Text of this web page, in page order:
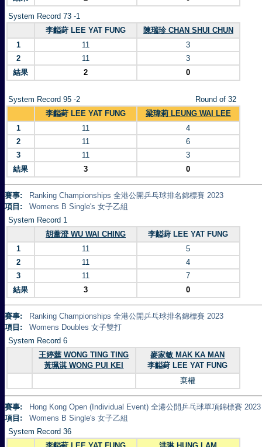
System Record 73 -1
李齸葑 LEE YAT FUNG
陳瑞珍 CHAN SHUI CHUN
1
11
3
2
11
3
結果
2 0
System Record 95 -2
Round of 32
李齸葑 LEE YAT FUNG
梁瑋莉 LEUNG WAI LEE
1
11
4
2
11
6
3
11
3
結果
3 0
賽事:
Ranking Championships 全港公開乒乓球排名錦標賽 2023
項目:
Womens B Single's 女子乙組
System Record 1
胡葦澄 WU WAI CHING
李齸葑 LEE YAT FUNG
1
11
5
2
11
4
3
11
7
結果
3 0
賽事:
Ranking Championships 全港公開乒乓球排名錦標賽 2023
項目:
Womens Doubles 女子雙打
System Record 6
王婷莛 WONG TING TING
黃珮淇 WONG PUI KEI
麥家敏 MAK KA MAN
李齸葑 LEE YAT FUNG
棄權
賽事:
Hong Kong Open (Individual Event) 全港公開乒乓球單項錦標賽 2023
項目:
Womens B Single's 女子乙組
System Record 36